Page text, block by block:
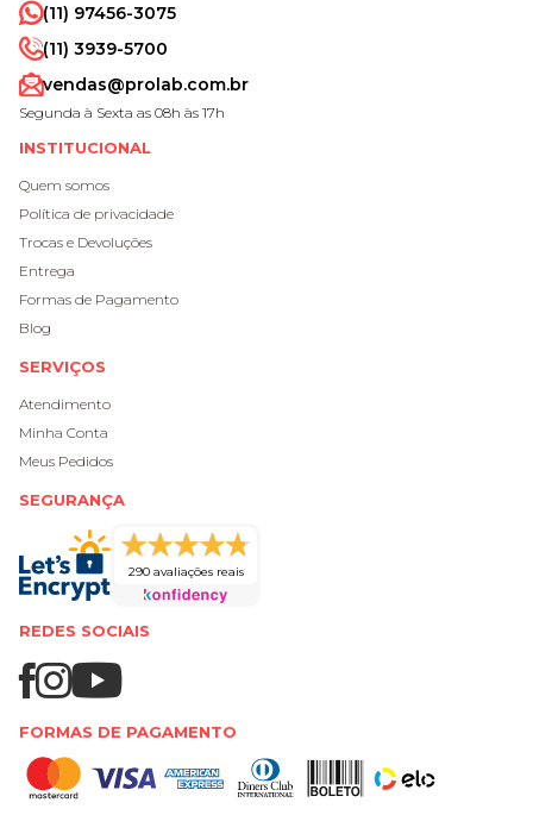
(11) 97456-3075
(11) 3939-5700
vendas@prolab.com.br
Segunda à Sexta as 08h às 17h
INSTITUCIONAL
Quem somos
Política de privacidade
Trocas e Devoluções
Entrega
Formas de Pagamento
Blog
SERVIÇOS
Atendimento
Minha Conta
Meus Pedidos
SEGURANÇA
290 avaliações reais
REDES SOCIAIS
FORMAS DE PAGAMENTO